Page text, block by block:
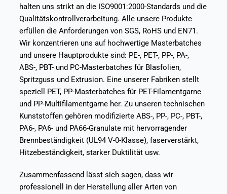
halten uns strikt an die ISO9001:2000-Standards und die
Qualitätskontrollverarbeitung. Alle unsere Produkte
erfüllen die Anforderungen von SGS, RoHS und EN71.
Wir konzentrieren uns auf hochwertige Masterbatches
und unsere Hauptprodukte sind: PE-, PET-, PP-, PA-,
ABS-, PBT- und PC-Masterbatches für Blasfolien,
Spritzguss und Extrusion. Eine unserer Fabriken stellt
speziell PET, PP-Masterbatches für PET-Filamentgarne
und PP-Multifilamentgarne her. Zu unseren technischen
Kunststoffen gehören modifizierte ABS-, PP-, PC-, PBT-,
PA6-, PA6- und PA66-Granulate mit hervorragender
Brennbeständigkeit (UL94 V-0-Klasse), faserverstärkt,
Hitzebeständigkeit, starker Duktilität usw.
Zusammenfassend lässt sich sagen, dass wir
professionell in der Herstellung aller Arten von